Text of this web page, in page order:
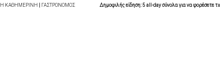
Η ΚΑΘΗΜΕΡΙΝΗ ΓΑΣΤΡΟΝΟΜΟΣ Δημοφιλής είδηση: 5 all-day σύνολα για να φορέσετε